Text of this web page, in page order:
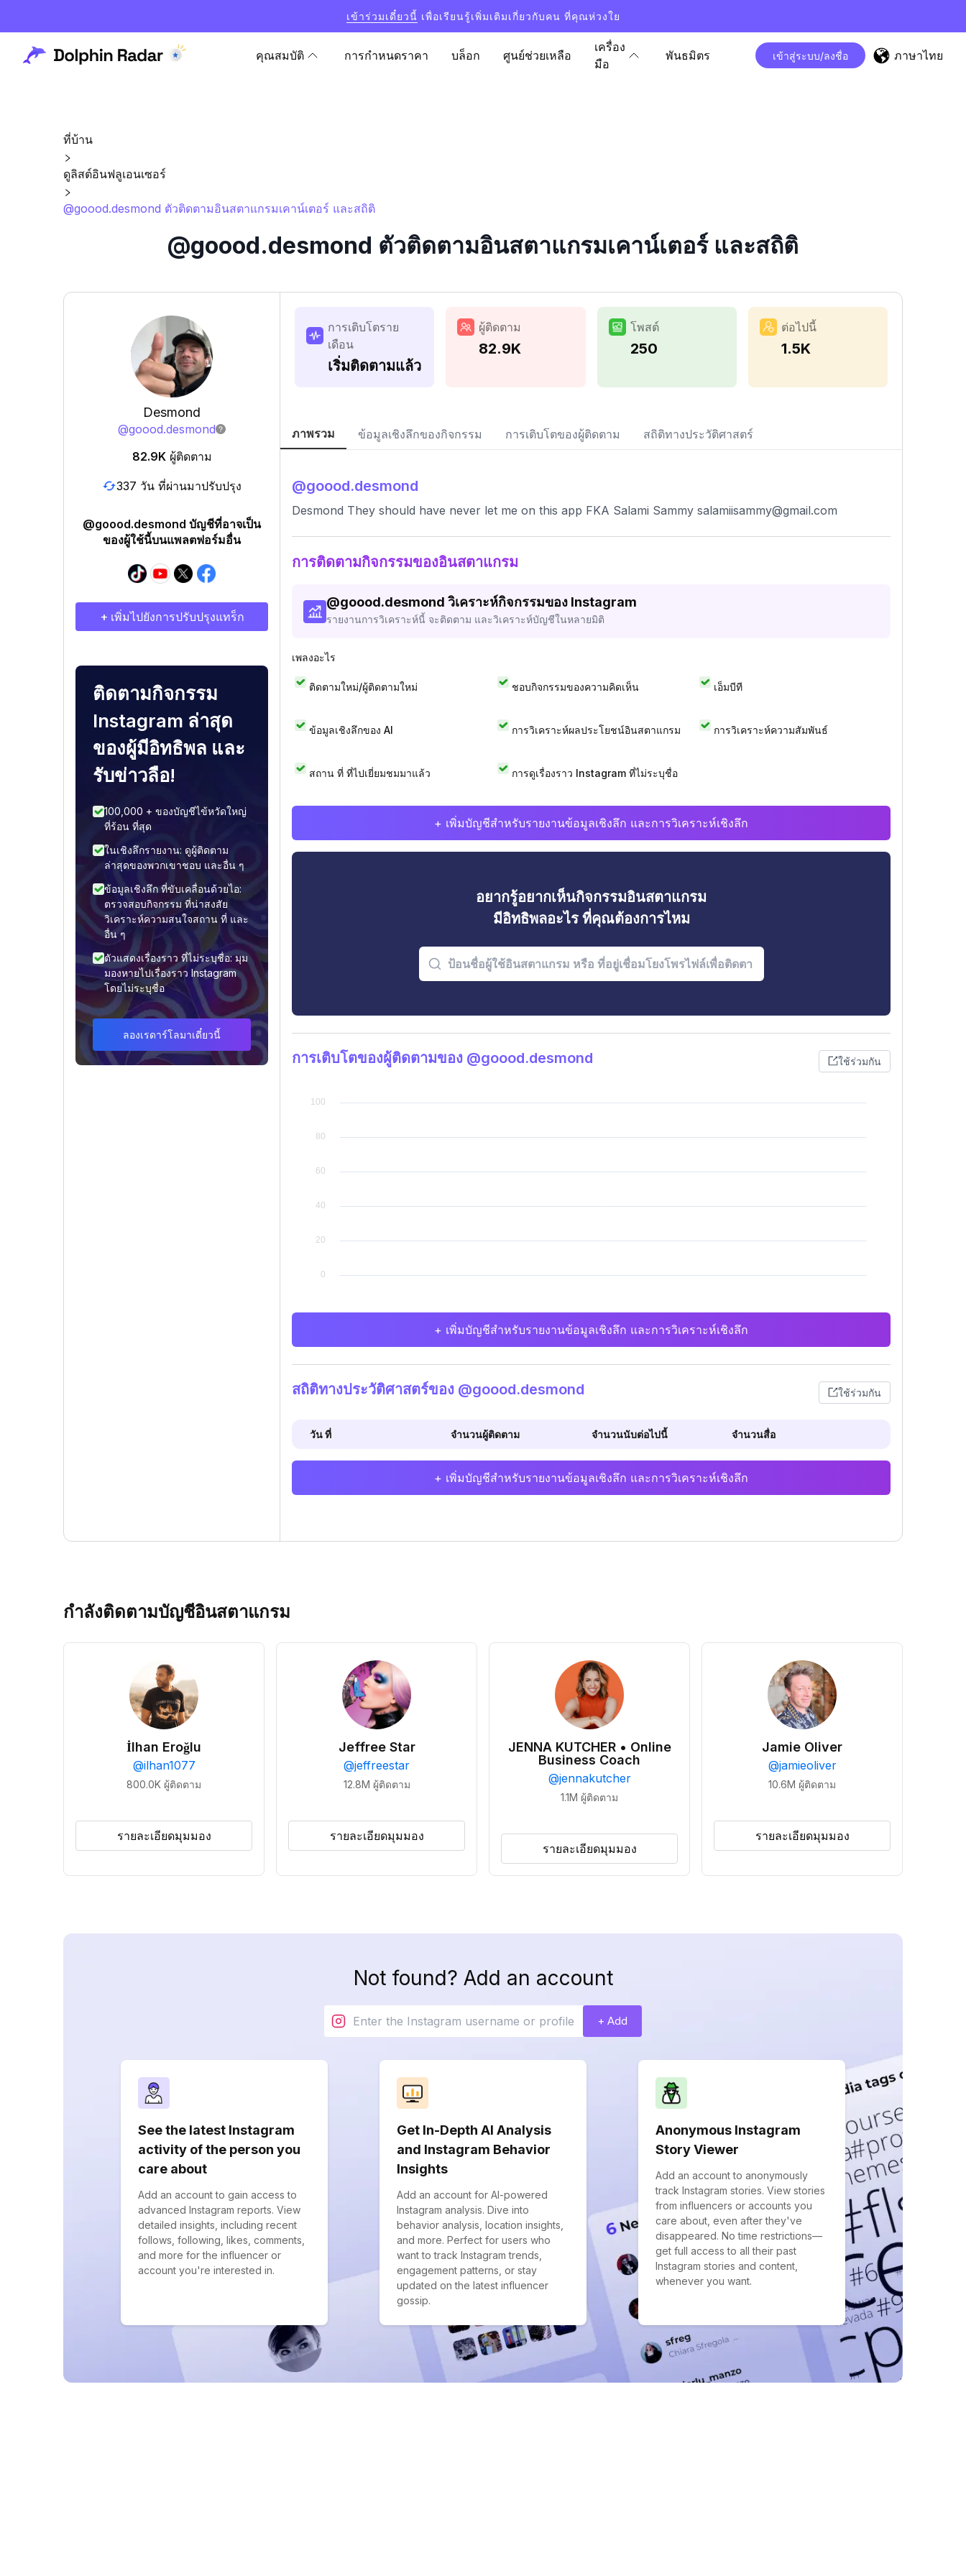
เข้าร่วมเดี๋ยวนี้ เพื่อเรียนรู้เพิ่มเติมเกี่ยวกับคน ที่คุณห่วงใย
คุณสมบัติ การกำหนดราคา บล็อก ศูนย์ช่วยเหลือ
เครื่อง
มือ
พันธมิตร เข้าสู่ระบบ/ลงชื่อ ภาษาไทย
ที่บ้าน
ดูลิสต์อินฟลูเอนเซอร์
@goood.desmond ตัวติดตามอินสตาแกรมเคาน์เตอร์ และสถิติ
@goood.desmond ตัวติดตามอินสตาแกรมเคาน์เตอร์ และสถิติ
Desmond
@goood.desmond
82.9K ผู้ติดตาม
337 วัน ที่ผ่านมาปรับปรุง
@goood.desmond บัญชีที่อาจเป็น
ของผู้ใช้นี้บนแพลตฟอร์มอื่น
+ เพิ่มไปยังการปรับปรุงแทร็ก
ติดตามกิจกรรม
Instagram ล่าสุด
ของผู้มีอิทธิพล และ
รับข่าวลือ!
100,000 + ของบัญชีไข้หวัดใหญ่
ที่ร้อน ที่สุด
ในเชิงลึกรายงาน: ดูผู้ติดตาม
ล่าสุดของพวกเขาชอบ และอื่น ๆ
ข้อมูลเชิงลึก ที่ขับเคลื่อนด้วยไอ:
ตรวจสอบกิจกรรม ที่น่าสงสัย
วิเคราะห์ความสนใจสถาน ที่ และ
อื่น ๆ
ตัวแสดงเรื่องราว ที่ไม่ระบุชื่อ: มุม
มองหายไปเรื่องราว Instagram
โดยไม่ระบุชื่อ
ลองเรดาร์โลมาเดี๋ยวนี้
การเติบโตราย
เดือน
เริ่มติดตามแล้ว
ผู้ติดตาม
82.9K
โพสต์
250
ต่อไปนี้
1.5K
ภาพรวม ข้อมูลเชิงลึกของกิจกรรม การเติบโตของผู้ติดตาม สถิติทางประวัติศาสตร์
@goood.desmond
Desmond They should have never let me on this app FKA Salami Sammy salamiisammy@gmail.com
การติดตามกิจกรรมของอินสตาแกรม
@goood.desmond วิเคราะห์กิจกรรมของ Instagram
รายงานการวิเคราะห์นี้ จะติดตาม และวิเคราะห์บัญชีในหลายมิติ
เพลงอะไร
ติดตามใหม่/ผู้ติดตามใหม่ ชอบกิจกรรมของความคิดเห็น เอ็มบีที
ข้อมูลเชิงลึกของ AI การวิเคราะห์ผลประโยชน์อินสตาแกรม การวิเคราะห์ความสัมพันธ์
สถาน ที่ ที่ไปเยี่ยมชมมาแล้ว การดูเรื่องราว Instagram ที่ไม่ระบุชื่อ
+ เพิ่มบัญชีสำหรับรายงานข้อมูลเชิงลึก และการวิเคราะห์เชิงลึก
อยากรู้อยากเห็นกิจกรรมอินสตาแกรม
มีอิทธิพลอะไร ที่คุณต้องการไหม
การเติบโตของผู้ติดตามของ @goood.desmond ใช้ร่วมกัน
+ เพิ่มบัญชีสำหรับรายงานข้อมูลเชิงลึก และการวิเคราะห์เชิงลึก
สถิติทางประวัติศาสตร์ของ @goood.desmond ใช้ร่วมกัน
วัน ที่ จำนวนผู้ติดตาม จำนวนนับต่อไปนี้ จำนวนสื่อ
+ เพิ่มบัญชีสำหรับรายงานข้อมูลเชิงลึก และการวิเคราะห์เชิงลึก
กำลังติดตามบัญชีอินสตาแกรม
İlhan Eroğlu
@ilhan1077
800.0K ผู้ติดตาม
รายละเอียดมุมมอง
Jeffree Star
@jeffreestar
12.8M ผู้ติดตาม
รายละเอียดมุมมอง
JENNA KUTCHER • Online
Business Coach
@jennakutcher
1.1M ผู้ติดตาม
รายละเอียดมุมมอง
Jamie Oliver
@jamieoliver
10.6M ผู้ติดตาม
รายละเอียดมุมมอง
Not found? Add an account
+ Add
See the latest Instagram
activity of the person you
care about
Add an account to gain access to
advanced Instagram reports. View
detailed insights, including recent
follows, following, likes, comments,
and more for the influencer or
account you're interested in.
Get In-Depth AI Analysis
and Instagram Behavior
Insights
Add an account for AI-powered
Instagram analysis. Dive into
behavior analysis, location insights,
and more. Perfect for users who
want to track Instagram trends,
engagement patterns, or stay
updated on the latest influencer
gossip.
Anonymous Instagram
Story Viewer
Add an account to anonymously
track Instagram stories. View stories
from influencers or accounts you
care about, even after they've
disappeared. No time restrictions—
get full access to all their past
Instagram stories and content,
whenever you want.